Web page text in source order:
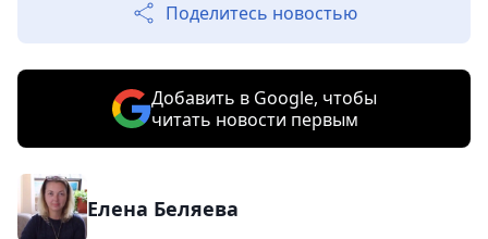
Поделитесь новостью
Добавить в Google, чтобы
читать новости первым
Елена Беляева